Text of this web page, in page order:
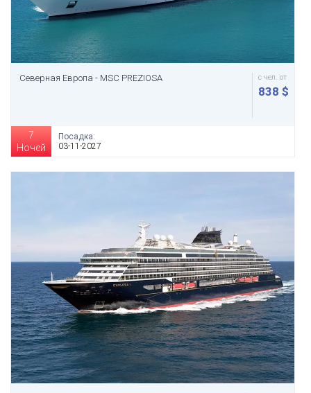
Северная Европа - MSC PREZIOSA с чел. от
838 $
7
Ночей
Посадка:
03-11-2027